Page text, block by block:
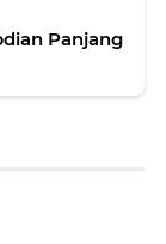
Panjang